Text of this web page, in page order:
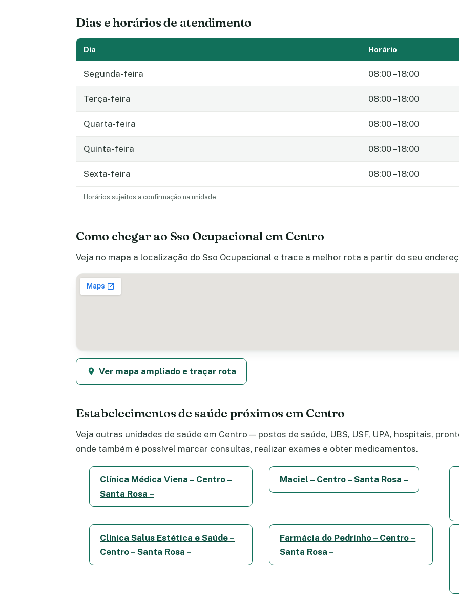
Dias e horários de atendimento
Dia Horário
Segunda-feira 08:00 – 18:00
Terça-feira 08:00 – 18:00
Quarta-feira 08:00 – 18:00
Quinta-feira 08:00 – 18:00
Sexta-feira 08:00 – 18:00
Horários sujeitos a confirmação na unidade.
Como chegar ao Sso Ocupacional em Centro
Veja no mapa a localização do Sso Ocupacional e trace a melhor rota a partir do seu
Ver mapa ampliado e traçar rota
Estabelecimentos de saúde próximos em Centro
Veja outras unidades de saúde em Centro — postos de saúde, UBS, USF, UPA, hospitais,
onde também é possível marcar consultas, realizar exames e obter medicamentos.
Clínica Médica Viena – Centro –
Santa Rosa –
Maciel – Centro – Santa Rosa –
Clínica Salus Estética e Saúde –
Centro – Santa Rosa –
Farmácia do Pedrinho – Centro –
Santa Rosa –